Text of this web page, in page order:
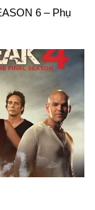
6 – Phụ